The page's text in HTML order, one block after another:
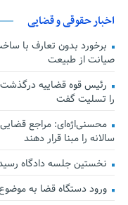
اخبار حقوقی و قضایی
برخورد بدون تعارف با
صیانت از طبیعت
رئیس قوه قضاییه درگذشت
را تسلیت گفت
محسنی‌اژه‌ای: مراجع
سالانه را مبنا قرار دهند
نخستین جلسه دادگاه
ورود دستگاه قضا به